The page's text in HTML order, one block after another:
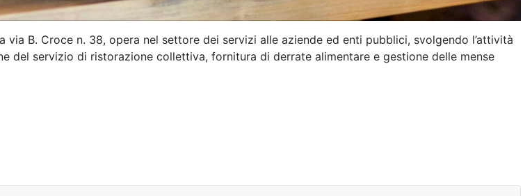
via B. Croce n. 38, opera nel settore dei servizi alle aziende ed enti pubblici, svolgendo l’attività
del servizio di ristorazione collettiva, fornitura di derrate alimentare e gestione delle mense